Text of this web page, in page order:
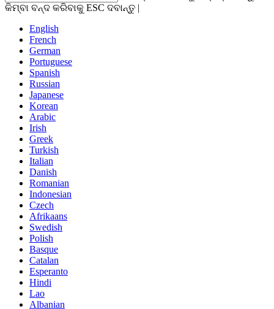
କିମ୍ବା ବନ୍ଦ କରିବାକୁ ESC ଦବାନ୍ତୁ |
English
French
German
Portuguese
Spanish
Russian
Japanese
Korean
Arabic
Irish
Greek
Turkish
Italian
Danish
Romanian
Indonesian
Czech
Afrikaans
Swedish
Polish
Basque
Catalan
Esperanto
Hindi
Lao
Albanian